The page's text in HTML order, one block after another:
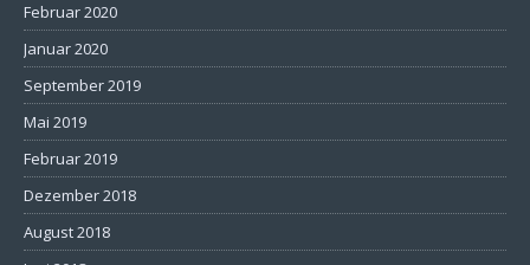
Februar 2020
Januar 2020
September 2019
Mai 2019
Februar 2019
Dezember 2018
August 2018